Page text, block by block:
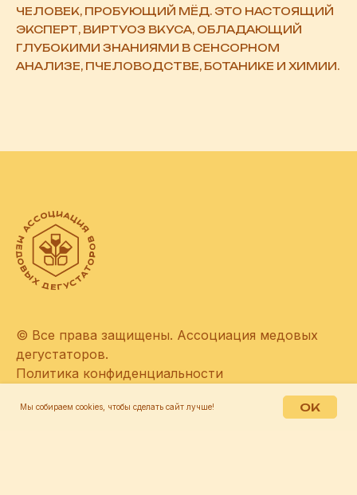
ЧЕЛОВЕК, ПРОБУЮЩИЙ МЁД. ЭТО НАСТОЯЩИЙ
ЭКСПЕРТ, ВИРТУОЗ ВКУСА, ОБЛАДАЮЩИЙ
ГЛУБОКИМИ ЗНАНИЯМИ В СЕНСОРНОМ
АНАЛИЗЕ, ПЧЕЛОВОДСТВЕ, БОТАНИКЕ И ХИМИИ.
© Все права защищены. Ассоциация медовых
дегустаторов.
Политика конфиденциальности
Мы собираем cookies, чтобы сделать сайт лучше! OK